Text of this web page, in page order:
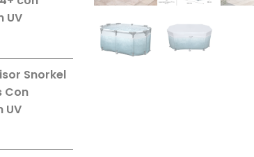
UV
Snorkel
Con
UV